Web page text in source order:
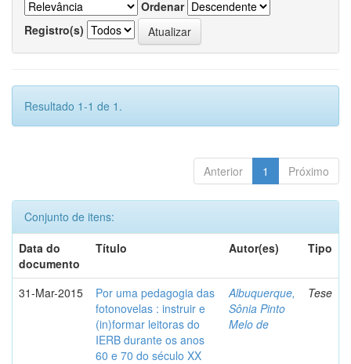
Ordenar
Registro(s)
Resultado 1-1 de 1.
Anterior 1 Próximo
Conjunto de itens:
Data do
documento
Título Autor(es) Tipo
31-Mar-2015
Por uma pedagogia das
fotonovelas : instruir e
(in)formar leitoras do
IERB durante os anos
60 e 70 do século XX
Albuquerque,
Sônia Pinto
Melo de
Tese